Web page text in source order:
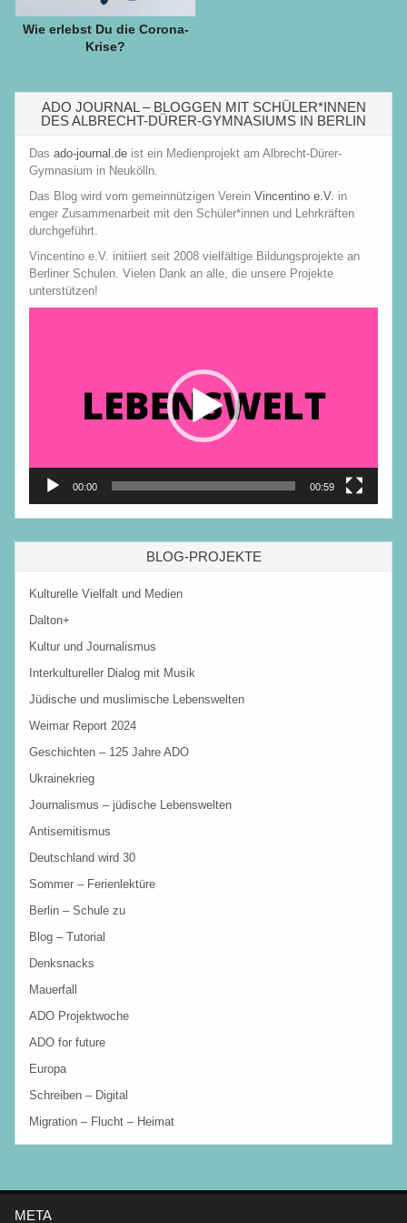
Wie erlebst Du die Corona-
Krise?
ADO JOURNAL – BLOGGEN MIT SCHÜLER*INNEN
DES ALBRECHT-DÜRER-GYMNASIUMS IN BERLIN
Das ado-journal.de ist ein Medienprojekt am Albrecht-Dürer-
Gymnasium in Neukölln.
Das Blog wird vom gemeinnützigen Verein Vincentino e.V. in
enger Zusammenarbeit mit den Schüler*innen und Lehrkräften
durchgeführt.
Vincentino e.V. initiiert seit 2008 vielfältige Bildungsprojekte an
Berliner Schulen. Vielen Dank an alle, die unsere Projekte
unterstützen!
00:00 00:59
BLOG-PROJEKTE
Kulturelle Vielfalt und Medien
Dalton+
Kultur und Journalismus
Interkultureller Dialog mit Musik
Jüdische und muslimische Lebenswelten
Weimar Report 2024
Geschichten – 125 Jahre ADO
Ukrainekrieg
Journalismus – jüdische Lebenswelten
Antisemitismus
Deutschland wird 30
Sommer – Ferienlektüre
Berlin – Schule zu
Blog – Tutorial
Denksnacks
Mauerfall
ADO Projektwoche
ADO for future
Europa
Schreiben – Digital
Migration – Flucht – Heimat
META